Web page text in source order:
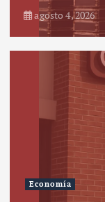
agosto 4, 2026
Economía